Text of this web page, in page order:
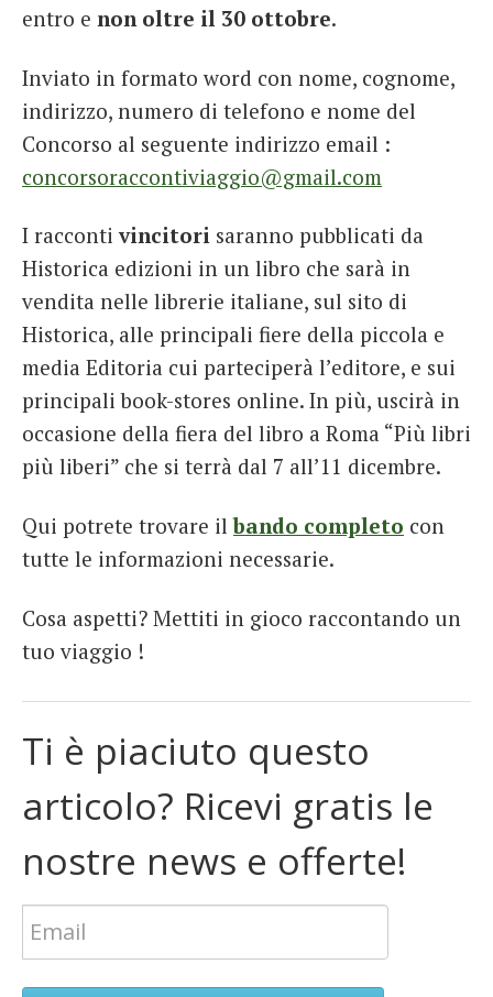
entro e non oltre il 30 ottobre.
Inviato in formato word con nome, cognome,
indirizzo, numero di telefono e nome del
Concorso al seguente indirizzo email :
concorsoraccontiviaggio@gmail.com
I raccontivincitori saranno pubblicati da
Historica edizioni in un libro che sarà in
vendita nelle librerie italiane, sul sito di
Historica, alle principali fiere della piccola e
media Editoria cui parteciperà l’editore, e sui
principali book-stores online. In più, uscirà in
occasione della fiera del libro a Roma “Più libri
più liberi” che si terrà dal 7 all’11 dicembre.
Qui potrete trovare ilbando completo con
tutte le informazioni necessarie.
Cosa aspetti? Mettiti in gioco raccontando un
tuo viaggio !
Ti è piaciuto questo
articolo? Ricevi gratis le
nostre news e offerte!